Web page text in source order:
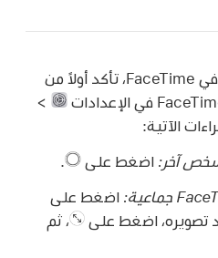
لالتقاط صورة Live Photo في FaceTime، تأكد أولاً من
>
شخص آخر:اضغط على .
اضغط على
تصويره، اضغط على
،ثم